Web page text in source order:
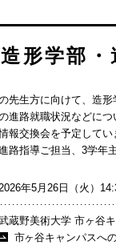
形学部
先生方に向けて、造
進路就職状況などにつ
報交換会を予定してい
路指導ご担当、3学年
年5月26日（火）
蔵野美術大学 市ヶ谷
市ヶ谷キャンパスへ